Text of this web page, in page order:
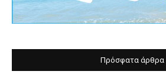
Πρόσφατα άρθρα